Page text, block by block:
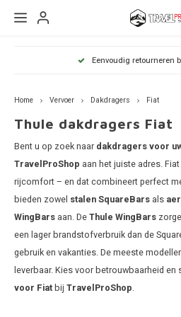
Hoofdmenu / vervoer
Dakdragers
Trekhaakkoffers
Hoofdmenu / tassen
Wandelrugzakken
Camera tassen
Drinkrugtassen
Duffels
Kinderdragers
Laptoptassen
Hoofdmenu / fietsen
Fietsendragers
Fietskarren
Fietskar accessoires
Fietstassen
Fietszitjes
Hoofdmenu / wintersport
Skibox
Ski en snowboarddragers
Skitassen
Snowboardtassen
Hoofdmenu / watersport
Sup dragers
Surfboard dragers
Kajak en kanodragers
Hoofdmenu / onderdelen
Dakdrager onderdelen
Dakkoffers onderdelen
Fietsendrager onderdelen
Sleutels en slotjes
Frameklemmen
250 m²
Home Vervoer Dakdragers Fiat
Thule dakdragers Fiat
Bent u op zoek naar dakdragers voor
TravelProShop aan het juiste adres.
rijcomfort – en dat combineert perfect
bieden zowel stalen SquareBars als
WingBars aan. DeThule WingBars
een lager brandstofverbruik dan de
gebruik en vakanties. De meeste
leverbaar. Kies voor betrouwbaarheid en
voor Fiatbij TravelProShop.